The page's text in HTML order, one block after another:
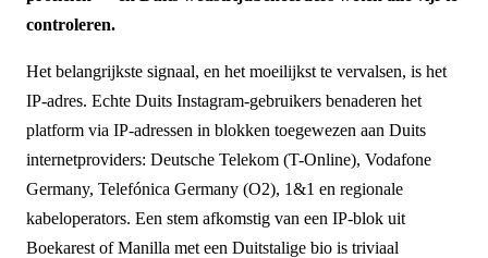
controleren.
Het belangrijkste signaal, en het moeilijkst te vervalsen, is het
IP-adres. Echte Duits Instagram-gebruikers benaderen het
platform via IP-adressen in blokken toegewezen aan Duits
internetproviders: Deutsche Telekom (T-Online), Vodafone
Germany, Telefónica Germany (O2), 1&1 en regionale
kabeloperators. Een stem afkomstig van een IP-blok uit
Boekarest of Manilla met een Duitstalige bio is triviaal